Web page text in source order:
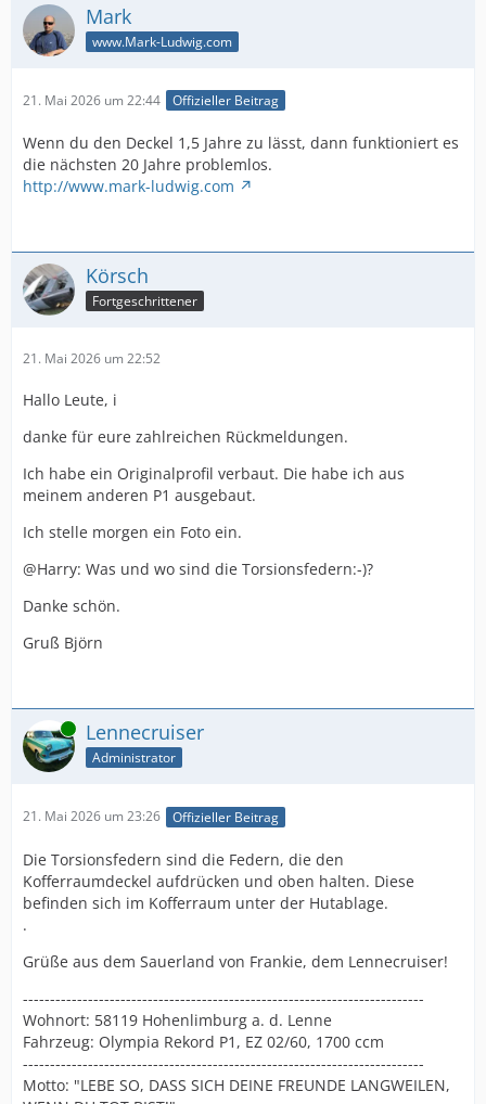
Mark
www.Mark-Ludwig.com
21. Mai 2026 um 22:44 Offizieller Beitrag
Wenn du den Deckel 1,5 Jahre zu lässt, dann funktioniert es
die nächsten 20 Jahre problemlos.
http://www.mark-ludwig.com
Körsch
Fortgeschrittener
21. Mai 2026 um 22:52
Hallo Leute, i
danke für eure zahlreichen Rückmeldungen.
Ich habe ein Originalprofil verbaut. Die habe ich aus
meinem anderen P1 ausgebaut.
Ich stelle morgen ein Foto ein.
@Harry: Was und wo sind die Torsionsfedern:-)?
Danke schön.
Gruß Björn
Online Lennecruiser
Administrator
21. Mai 2026 um 23:26 Offizieller Beitrag
Die Torsionsfedern sind die Federn, die den
Kofferraumdeckel aufdrücken und oben halten. Diese
befinden sich im Kofferraum unter der Hutablage.
.
Grüße aus dem Sauerland von Frankie, dem Lennecruiser!
--------------------------------------------------------------------------
Wohnort: 58119 Hohenlimburg a. d. Lenne
Fahrzeug: Olympia Rekord P1, EZ 02/60, 1700 ccm
--------------------------------------------------------------------------
Motto: "LEBE SO, DASS SICH DEINE FREUNDE LANGWEILEN,